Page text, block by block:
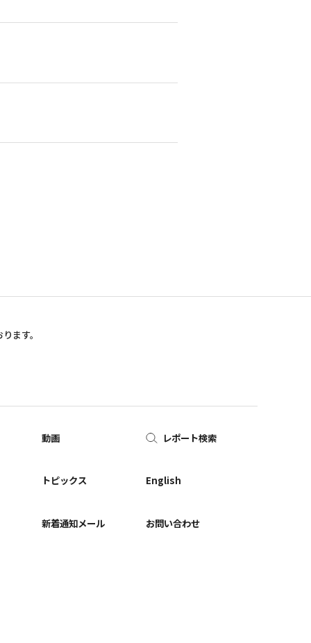
ます。
動画
トピックス
新着通知メール
レポート検索
English
お問い合わせ